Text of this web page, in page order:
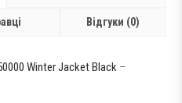
Відгуки (0)
Winter Jacket Black –